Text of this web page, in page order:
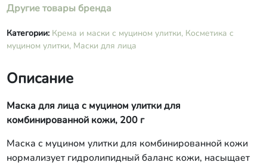
Другие товары бренда
Категории: Крема и маски с муцином улитки, Косметика с
муцином улитки, Маски для лица
Описание
Маска для лица с муцином улитки для
комбинированной кожи, 200 г
Маска с муцином улитки для комбинированной кожи
нормализует гидролипидный баланс кожи, насыщает